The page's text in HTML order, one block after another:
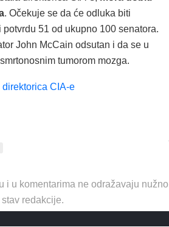
. Očekuje se da će odluka biti
51 od ukupno 100 senatora.
John McCain odsutan i da se u
tumorom mozga.
direktorica CIA-e
i u komentarima ne odražavaju nužno
stav redakcije.